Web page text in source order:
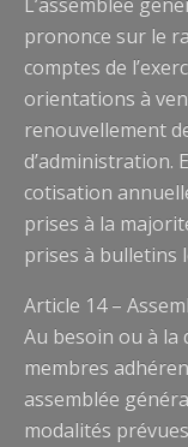
prononce sur le
comptes de
orientations à
renouvellement
d’administration.
cotisation
prises à la
prises à bulletins
Article 14 –
Au besoin ou à la
membres
assemblée
modalités